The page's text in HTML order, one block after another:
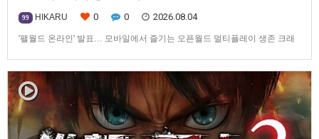
99 HIKARU 0 0 2026.08.04
'팰월드 온라인' 발표… 모바일에서 즐기는 오픈월드 멀티플레이 생존 크래
인Pocketpair의 정식 라이선스를 받아, 글로벌 히트작 '팰월드(Palworld)'를
기반으로 한…